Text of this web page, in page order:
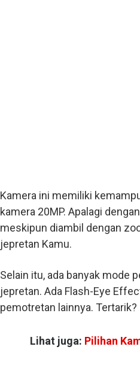
Kamera ini memiliki
kamera 20MP. Apalagi
meskipun diambil dengan
jepretan Kamu.
Selain itu, ada banyak mode
jepretan. Ada Flash-Eye
pemotretan lainnya. Tertarik?
Lihat juga: Pilihan